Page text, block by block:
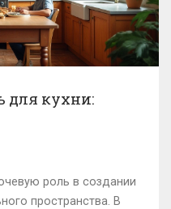
для кухни:
роль в создании
пространства. В